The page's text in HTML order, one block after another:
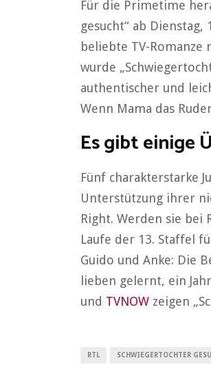
Für die Primetime
gesucht“ ab
beliebte TV-Romanze
wurde
authentischer und
Wenn Mama das
Es gibt einige
Fünf charakterstarke
Unterstützung ihrer
Right. Werden sie bei
Laufe der 13. Staffel
Guido und Anke: Die
lieben gelernt, ein
und TVNOW zeigen
RTL SCHWIEGERTOCHTER